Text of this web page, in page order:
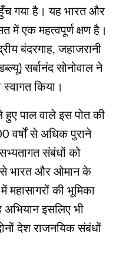
गया है। यह भारत और
में एक महत्वपूर्ण क्षण है।
बंदरगाह, जहाजरानी
सर्बानंद सोनोवाल ने
किया।
हुए पाल वाले इस पोत की
वर्षों से अधिक पुराने
संबंधों को
से भारत और ओमान के
महासागरों की भूमिका
इसलिए भी
देश राजनयिक संबंधों